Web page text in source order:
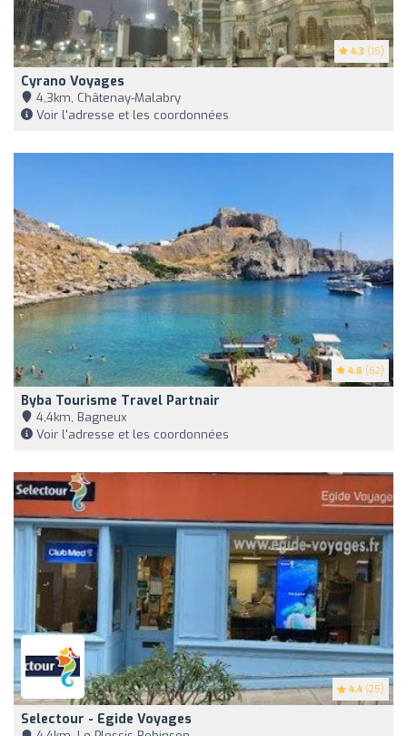
4.3 (15)
Cyrano Voyages
4,3km, Châtenay-Malabry
Voir l'adresse et les coordonnées
4.6 (62)
Byba Tourisme Travel Partnair
4,4km, Bagneux
Voir l'adresse et les coordonnées
4.4 (25)
Selectour - Egide Voyages